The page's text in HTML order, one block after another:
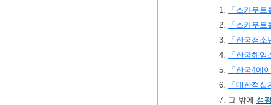
1.
「스카우
2.
「스카우
3.
「한국청
4.
「한국해
5.
「한국4에
6.
「대한적
7. 그 밖에 성